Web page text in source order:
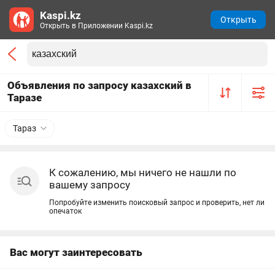
Объявления по запросу казахский в
Таразе
Тараз
К сожалению, мы ничего не нашли по
вашему запросу
Попробуйте изменить поисковый запрос и проверить, нет ли
опечаток
Вас могут заинтересовать
Kaspi.kz
Открыть в Приложении Kaspi.kz
Открыть